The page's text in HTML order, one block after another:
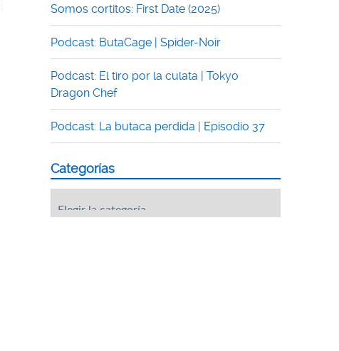
Somos cortitos: First Date (2025)
Podcast: ButaCage | Spider-Noir
Podcast: El tiro por la culata | Tokyo
Dragon Chef
Podcast: La butaca perdida | Episodio 37
Categorías